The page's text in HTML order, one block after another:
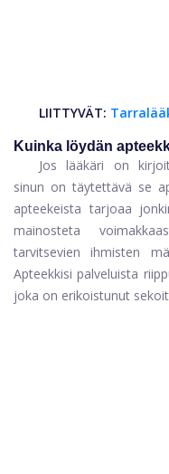
LIITTYVÄT:
Kuinka löydän
Jos lääkäri on
sinun on täytettävä se
apteekeista tarjoaa
mainosteta
tarvitsevien ihmisten
Apteekkisi palveluista
joka on erikoistunut